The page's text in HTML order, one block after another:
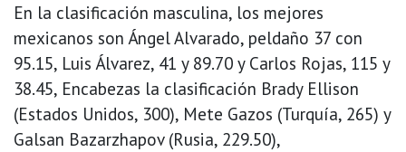
En la clasificación masculina, los mejores
mexicanos son Ángel Alvarado, peldaño 37 con
95.15, Luis Álvarez, 41 y 89.70 y Carlos Rojas, 115 y
38.45, Encabezas la clasificación Brady Ellison
(Estados Unidos, 300), Mete Gazos (Turquía, 265) y
Galsan Bazarzhapov (Rusia, 229.50),